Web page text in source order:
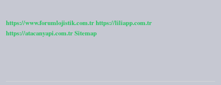
https://www.forumlojistik.com.trhttps://liliapp.com.tr
https://atacanyapi.com.trSitemap